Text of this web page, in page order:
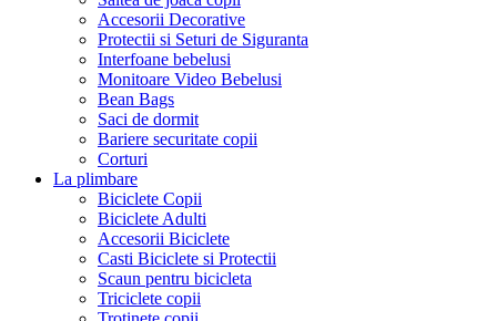
Accesorii Decorative
Protectii si Seturi de Siguranta
Interfoane bebelusi
Monitoare Video Bebelusi
Bean Bags
Saci de dormit
Bariere securitate copii
Corturi
La plimbare
Biciclete Copii
Biciclete Adulti
Accesorii Biciclete
Casti Biciclete si Protectii
Scaun pentru bicicleta
Triciclete copii